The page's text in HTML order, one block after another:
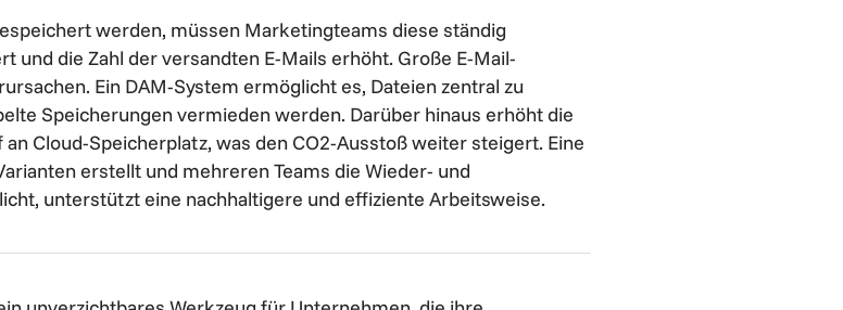
werden, müssen Marketingteams diese ständig
und die Zahl der versandten E-Mails erhöht. Große E-Mail-
Ein DAM-System ermöglicht es, Dateien zentral zu
Speicherungen vermieden werden. Darüber hinaus erhöht die
Cloud-Speicherplatz, was den CO2-Ausstoß weiter steigert. Eine
erstellt und mehreren Teams die Wieder- und
unterstützt eine nachhaltigere und effiziente Arbeitsweise.